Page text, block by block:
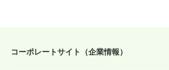
コーポレートサイト（企業情報）